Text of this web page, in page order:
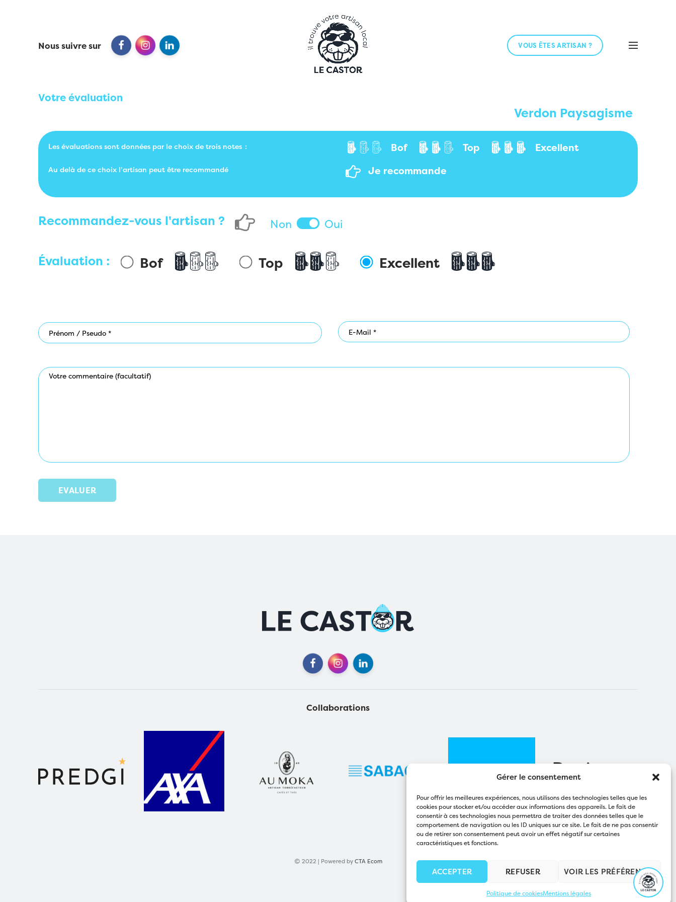
Gérer le consentement
Pour offrir les meilleures expériences, nous utilisons des technologies telles que les
cookies pour stocker et/ou accéder aux informations des appareils. Le fait de
consentir à ces technologies nous permettra de traiter des données telles que le
comportement de navigation ou les ID uniques sur ce site. Le fait de ne pas consentir
ou de retirer son consentement peut avoir un effet négatif sur certaines
caractéristiques et fonctions.
ACCEPTER REFUSER VOIR LES PRÉFÉRENCES
Politique de cookiesMentions légales
Nous suivre sur VOUS ÊTES ARTISAN ?
Votre évaluation
Verdon Paysagisme
Les évaluations sont données par le choix de trois notes : Bof Top Excellent
Au delà de ce choix l’artisan peut être recommandé Je recommande
Recommandez-vous l'artisan ? Non Oui
Évaluation : Bof Top Excellent
Collaborations
2022 | Powered byCTA Ecom